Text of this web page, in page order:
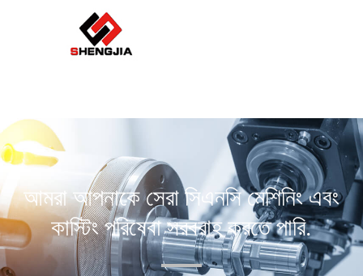
আমরা আপনাকে সেরা সিএনসি মেশিনিং এবং
কাস্টিং পরিষেবা সরবরাহ করতে পারি.